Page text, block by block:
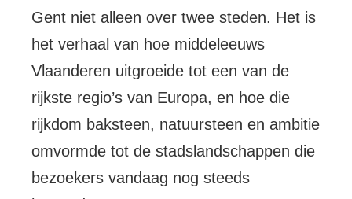
Gent niet alleen over twee steden. Het is
het verhaal van hoe middeleeuws
Vlaanderen uitgroeide tot een van de
rijkste regio’s van Europa, en hoe die
rijkdom baksteen, natuursteen en ambitie
omvormde tot de stadslandschappen die
bezoekers vandaag nog steeds